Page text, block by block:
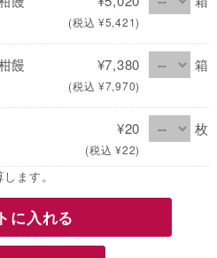
(税込 ¥5,421)
饅
¥7,380
(税込 ¥7,970)
箱
¥20
(税込 ¥22)
枚
ます。
に入れる